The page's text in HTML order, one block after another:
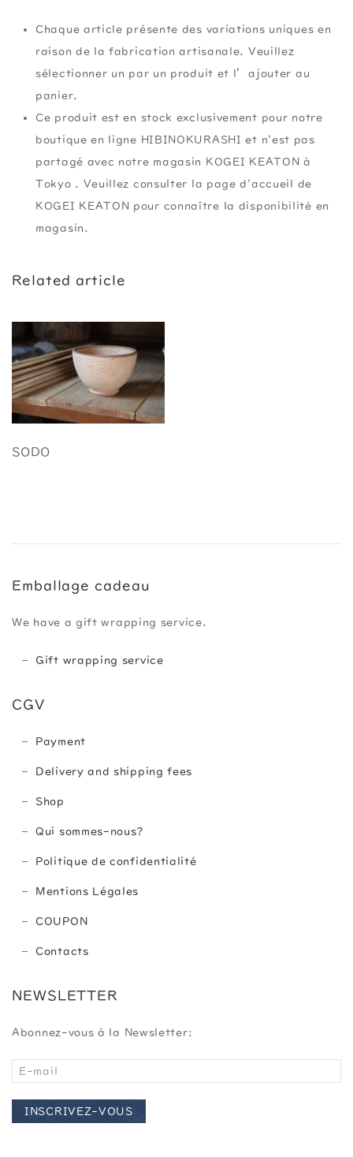
Chaque article présente des variations uniques en
raison de la fabrication artisanale. Veuillez
sélectionner un par un produit et l’ajouter au
panier.
Ce produit est en stock exclusivement pour notre
boutique en ligne HIBINOKURASHI et n'est pas
partagé avec notre magasin KOGEI KEATON à
Tokyo . Veuillez consulter la page d'accueil de
KOGEI KEATON pour connaître la disponibilité en
magasin.
Related article
SODO
Emballage cadeau
We have a gift wrapping service.
Gift wrapping service
CGV
Payment
Delivery and shipping fees
Shop
Qui sommes-nous?
Politique de confidentialité
Mentions Légales
COUPON
Contacts
NEWSLETTER
Abonnez-vous à la Newsletter:
INSCRIVEZ-VOUS